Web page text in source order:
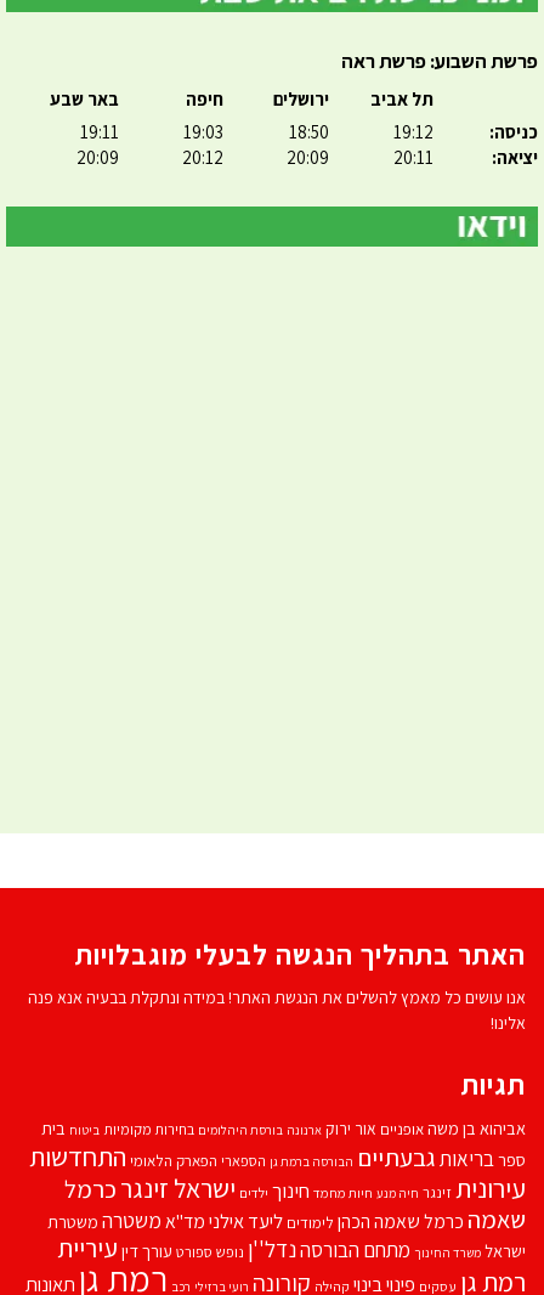
פרשת השבוע: פרשת ראה
כניסה:
יציאה:
תל אביב
19:12
20:11
ירושלים
18:50
20:09
חיפה
19:03
20:12
באר שבע
19:11
20:09
האתר בתהליך הנגשה לבעלי מוגבלויות
אנו עושים כל מאמץ להשלים את הנגשת האתר! במידה ונתקלת בבעיה אנא פנה
אלינו!
תגיות
אביהוא בן משהאופניים אור ירוק ארנונה בורסת היהלומים בחירות מקומיות ביטוח בית
ספרבריאותגבעתיים הבורסה ברמת גן הספארי הפארק הלאומי התחדשות
עירונית זינגר חיה מנע חיות מחמד חינוך ילדים ישראל זינגרכרמל
שאמה כרמל שאמה הכהן לימודים ליעד אילנימד''אמשטרה משטרת
ישראל משרד החינוך מתחם הבורסהנדל''ן נופש ספורט עורך דין עיריית
רמת גן עסקים פינוי בינוי קהילה קורונה רועי ברזילי רכב רמת גן תאונות